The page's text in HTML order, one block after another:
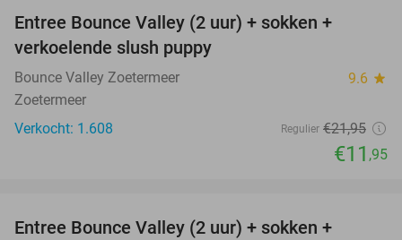
Entree Bounce Valley (2 uur) + sokken +
verkoelende slush puppy
Bounce Valley Zoetermeer 9.6 star
Zoetermeer
Verkocht: 1.608
Regulier €21,95
€11 ,95
Entree Bounce Valley (2 uur) + sokken +